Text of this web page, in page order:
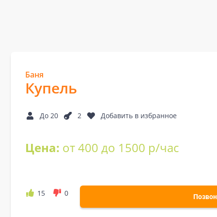
Баня
Купель
До 20 2 Добавить в избранное
Цена: от 400 до 1500 р/час
15 0